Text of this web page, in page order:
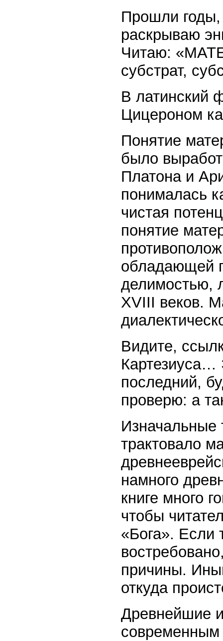
Прошли годы,
раскрываю
Читаю:
субстрат,
В латинский
Цицероном
Понятие
было
Платона и
понималась
чистая
понятие
обладающей
делимостью,
XVIII веков.
Видите,
Картезиуса…
последний,
проверю: а
Изначальные
трактовало
намного
книге много
чтобы
«Бога». Если
причины.
откуда
Древнейшие